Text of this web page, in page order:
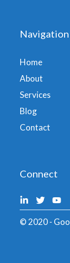
Navigation
Home
About
Services
Blog
Contact
Connect
© 2020 -